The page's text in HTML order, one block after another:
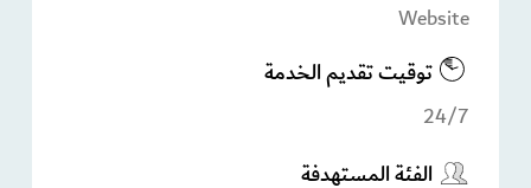
Website
توقيت تقديم الخدمة
24/7
الفئة المستهدفة